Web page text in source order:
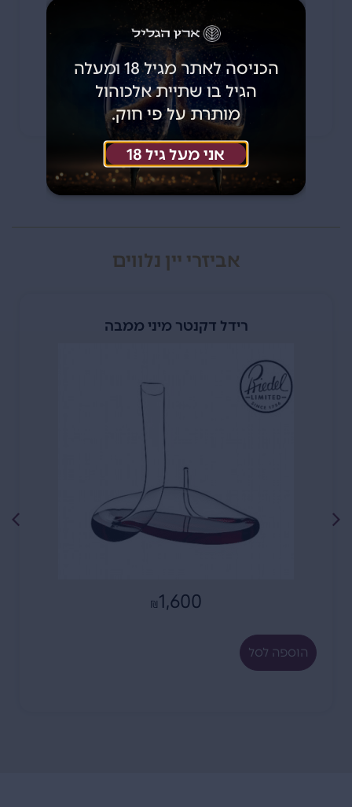
₪ 280
אזל כרגע מהמלאי
אביזרי יין נלווים
רידל דקנטר מיני ממבה
₪ 1,600
הוספה לסל
הכניסה לאתר מגיל 18 ומעלה
הגיל בו שתיית אלכוהול
מותרת על פי חוק.
אני מעל גיל 18